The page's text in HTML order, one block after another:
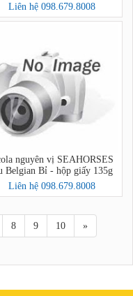
Liên hệ 098.679.8008
nguyên vị SEAHORSES
Belgian Bỉ - hộp giấy 135g
Liên hệ 098.679.8008
8 9 10 »